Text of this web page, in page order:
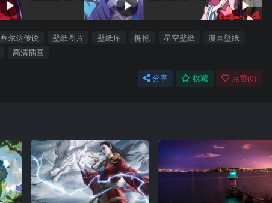
塞尔达传说 壁纸图片 壁纸库 拥抱 星空壁纸
漫画壁纸
高清插画
分享 收藏 点赞(0)